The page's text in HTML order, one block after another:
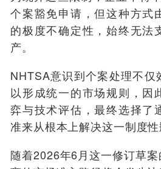
个案豁免申请，但这种方式
的极度不确定性，始终无法
产。
NHTSA意识到个案处理不
以形成统一的市场规则，因
弈与技术评估，最终选择了
准来从根本上解决这一制度性
随着2026年6月这一修订草